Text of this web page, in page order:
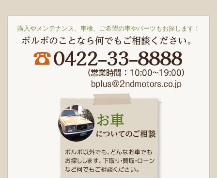
購入やメンテナンス、車検、ご希望の車やパーツもお探します！
ボルボのことなら何でもご相談ください。